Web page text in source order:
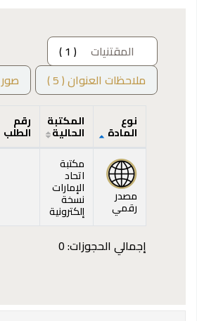
المقتنيات
( 1 )
ملاحظات العنوان ( 5 )
صور
المقتنيات
نوع
المادة
المكتبة
الحالية
رقم
الطلب
مصدر
رقمي
مكتبة
اتحاد
الإمارات
نسخة
إلكترونية
إجمالي الحجوزات: 0